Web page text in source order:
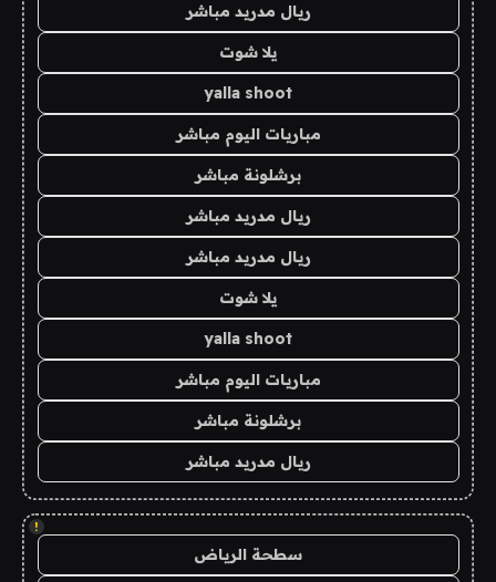
ريال مدريد مباشر
يلا شوت
yalla shoot
مباريات اليوم مباشر
برشلونة مباشر
ريال مدريد مباشر
ريال مدريد مباشر
يلا شوت
yalla shoot
مباريات اليوم مباشر
برشلونة مباشر
ريال مدريد مباشر
!
سطحة الرياض